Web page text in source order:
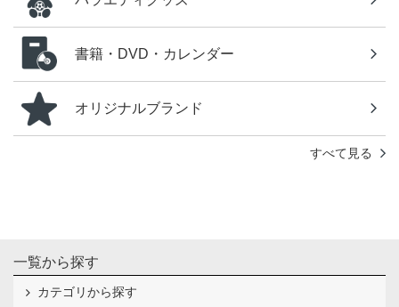
書籍・DVD・カレンダー
オリジナルブランド
すべて見る
一覧から探す
カテゴリから探す